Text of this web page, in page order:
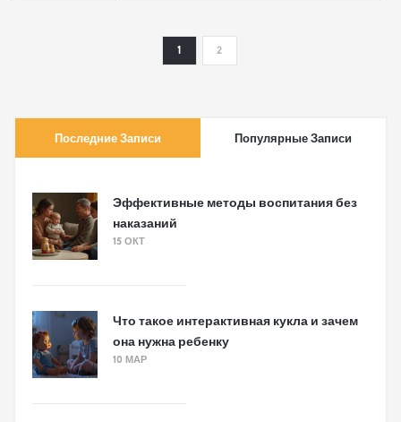
1 2
Последние Записи Популярные Записи
Эффективные методы воспитания без
наказаний
15 ОКТ
Что такое интерактивная кукла и зачем
она нужна ребенку
10 МАР